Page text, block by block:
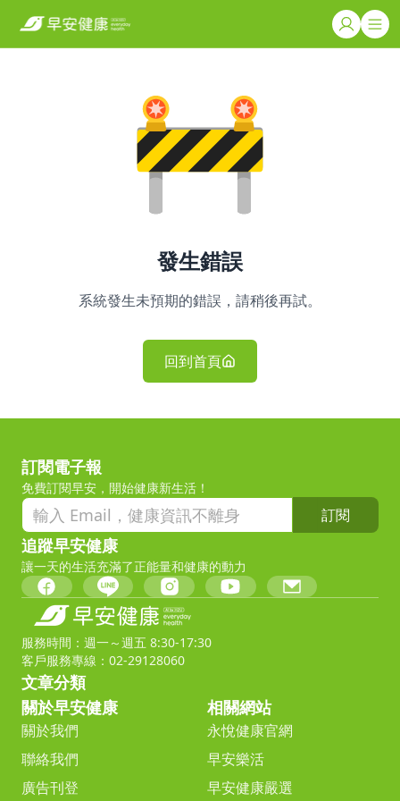
發生錯誤
系統發生未預期的錯誤，請稍後再試。
回到首頁
訂閱電子報
免費訂閱早安，開始健康新生活！
訂閱
追蹤早安健康
讓一天的生活充滿了正能量和健康的動力
服務時間：週一～週五 8:30-17:30
客戶服務專線：02-29128060
文章分類
關於早安健康
關於我們
聯絡我們
廣告刊登
相關網站
永悅健康官網
早安樂活
早安健康嚴選